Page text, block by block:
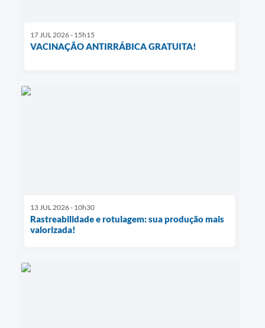
17 JUL 2026 - 15h15
VACINAÇÃO ANTIRRÁBICA GRATUITA!
13 JUL 2026 - 10h30
Rastreabilidade e rotulagem: sua produção mais
valorizada!